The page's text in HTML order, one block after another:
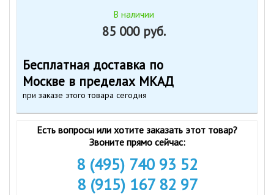
В наличии
85 000 руб.
Бесплатная доставка по
Москве в пределах МКАД
при заказе этого товара сегодня
Есть вопросы или хотите заказать этот товар?
Звоните прямо сейчас:
8 (495) 740 93 52
8 (915) 167 82 97